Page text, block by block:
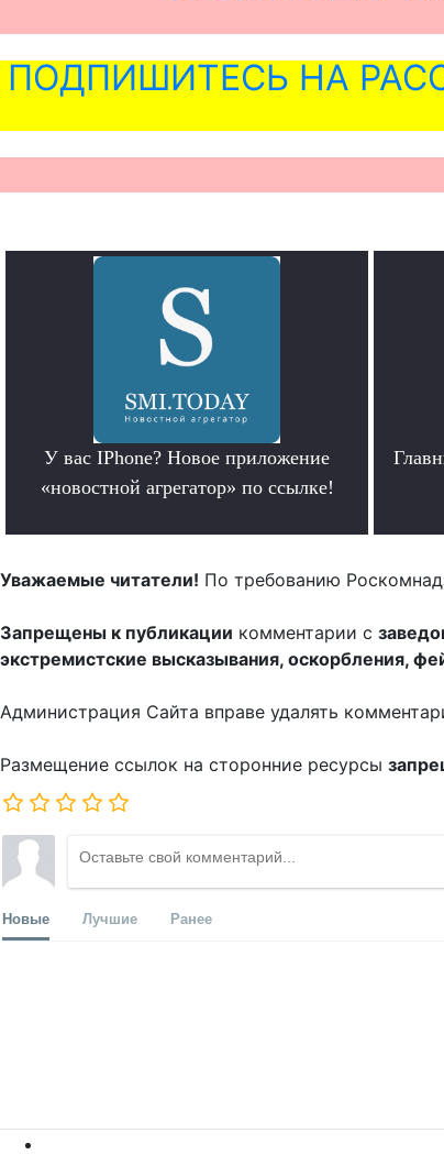
ПОДПИШИТЕСЬ НА
У вас IPhone? Новое приложение
«новостной агрегатор» по ссылке!
Уважаемые читатели! По требованию
Запрещены к публикации комментарии с
экстремистские высказывания, оскорбления,
Администрация Сайта вправе удалять
Размещение ссылок на сторонние ресурсы
Новые Лучшие Ранее